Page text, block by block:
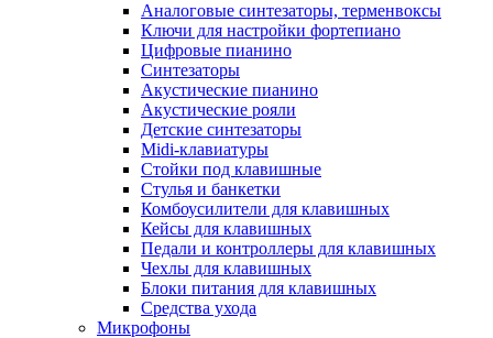
Аналоговые синтезаторы, терменвоксы
Ключи для настройки фортепиано
Цифровые пианино
Синтезаторы
Акустические пианино
Акустические рояли
Детские синтезаторы
Midi-клавиатуры
Стойки под клавишные
Стулья и банкетки
Комбоусилители для клавишных
Кейсы для клавишных
Педали и контроллеры для клавишных
Чехлы для клавишных
Блоки питания для клавишных
Средства ухода
Микрофоны